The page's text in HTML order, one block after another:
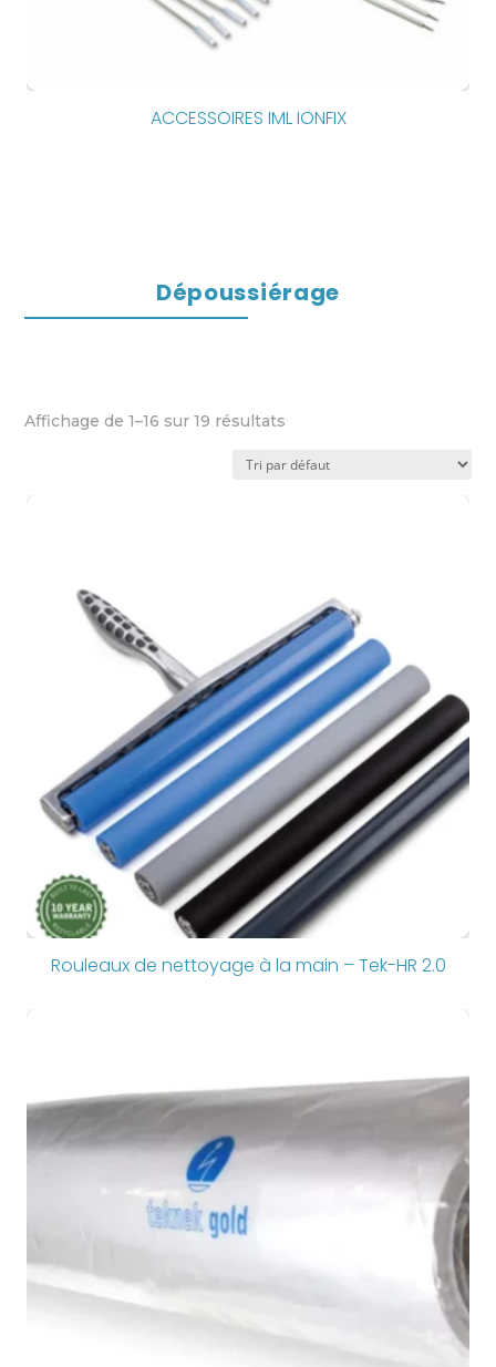
ACCESSOIRES IML IONFIX
Dépoussiérage
Affichage de 1–16 sur 19 résultats
Rouleaux de nettoyage à la main – Tek-HR 2.0